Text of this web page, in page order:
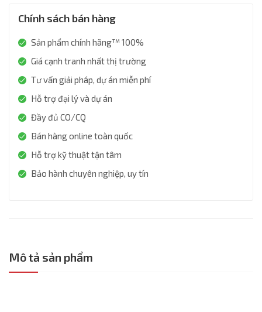
Chính sách bán hàng
Sản phẩm chính hãng™ 100%
Giá cạnh tranh nhất thị trường
Tư vấn giải pháp, dự án miễn phí
Hỗ trợ đại lý và dự án
Đầy đủ CO/CQ
Bán hàng online toàn quốc
Hỗ trợ kỹ thuật tận tâm
Bảo hành chuyên nghiệp, uy tín
Mô tả sản phẩm